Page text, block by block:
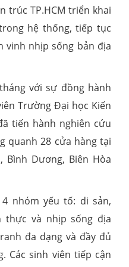
trúc TP.HCM triển khai
hệ thống, tiếp tục
vinh nhịp sống bản địa
với sự đồng hành
Trường Đại học Kiến
tiến hành nghiên cứu
quanh 28 cửa hàng tại
Bình Dương, Biên Hòa
nhóm yếu tố: di sản,
thực và nhịp sống địa
đa dạng và đầy đủ
Các sinh viên tiếp cận